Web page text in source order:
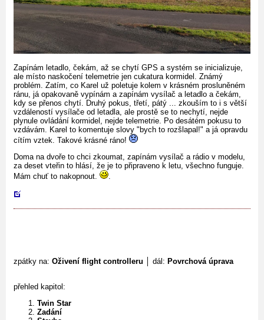
Zapínám letadlo, čekám, až se chytí GPS a systém se inicializuje,
ale místo naskočení telemetrie jen cukatura kormidel. Známý
problém. Zatím, co Karel už poletuje kolem v krásném prosluněném
ránu, já opakovaně vypínám a zapínám vysílač a letadlo a čekám,
kdy se přenos chytí. Druhý pokus, třetí, pátý ... zkouším to i s větší
vzdáleností vysílače od letadla, ale prostě se to nechytí, nejde
plynule ovládání kormidel, nejde telemetrie. Po desátém pokusu to
vzdávám. Karel to komentuje slovy "bych to rozšlapal!" a já opravdu
cítím vztek. Takové krásné ráno!
Doma na dvoře to chci zkoumat, zapínám vysílač a rádio v modelu,
za deset vteřin to hlásí, že je to připraveno k letu, všechno funguje.
Mám chuť to nakopnout.
zpátky na: Oživení flight controlleru │ dál: Povrchová úprava
přehled kapitol:
Twin Star
Zadání